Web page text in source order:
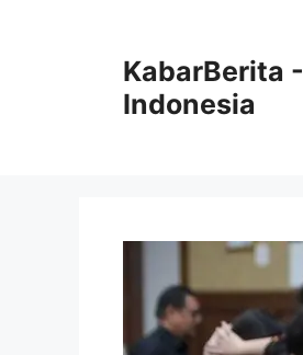
KabarBerita
Indonesia